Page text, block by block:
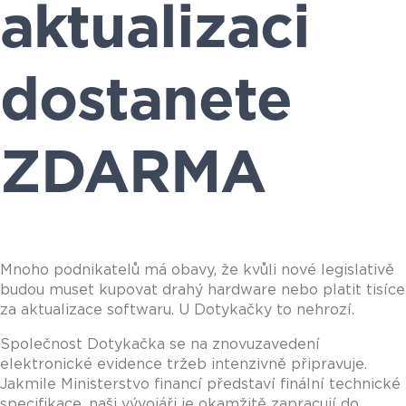
aktualizaci
dostanete
ZDARMA
Mnoho podnikatelů má obavy, že kvůli nové legislativě
budou muset kupovat drahý hardware nebo platit tisíce
za aktualizace softwaru. U Dotykačky to nehrozí.
Společnost Dotykačka se na znovuzavedení
elektronické evidence tržeb intenzivně připravuje.
Jakmile Ministerstvo financí představí finální technické